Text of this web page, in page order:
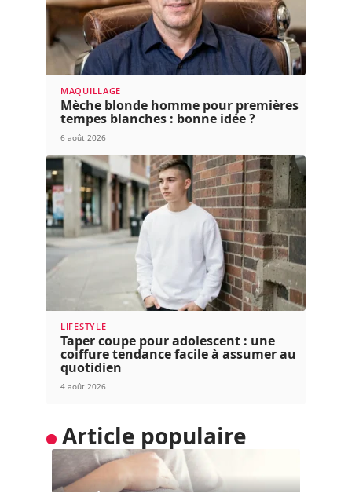
MAQUILLAGE
Mèche blonde homme pour premières
tempes blanches : bonne idée ?
6 août 2026
LIFESTYLE
Taper coupe pour adolescent : une
coiffure tendance facile à assumer au
quotidien
4 août 2026
Article populaire